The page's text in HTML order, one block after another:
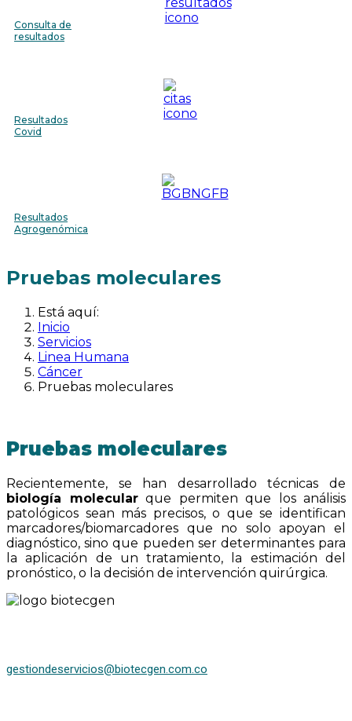
Consulta de
resultados
Resultados
Covid
Resultados
Agrogenómica
Pruebas moleculares
Está aquí:
Inicio
Servicios
Linea Humana
Cáncer
Pruebas moleculares
Pruebas moleculares
Recientemente, se han desarrollado técnicas de
biología molecularque permiten que los análisis
patológicos sean más precisos, o que se identifican
marcadores/biomarcadores que no solo apoyan el
diagnóstico, sino que pueden ser determinantes para
la aplicación de un tratamiento, la estimación del
pronóstico, o la decisión de intervención quirúrgica.
gestiondeservicios@biotecgen.com.co